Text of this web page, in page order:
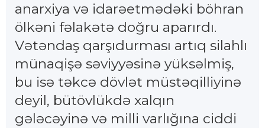
anarxiya və idarəetmədəki böhran
ölkəni fəlakətə doğru aparırdı.
Vətəndaş qarşıdurması artıq silahlı
münaqişə səviyyəsinə yüksəlmiş,
bu isə təkcə dövlət müstəqilliyinə
deyil, bütövlükdə xalqın
gələcəyinə və milli varlığına ciddi